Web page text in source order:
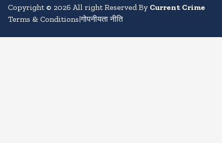
Copyright© 2026 All right Reserved By Current Crime
Terms & Conditions|गोपनीयता नीति